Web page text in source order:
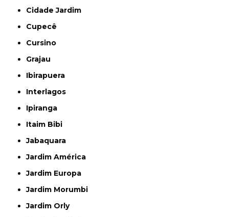
Cidade Jardim
Cupecê
Cursino
Grajau
Ibirapuera
Interlagos
Ipiranga
Itaim Bibi
Jabaquara
Jardim América
Jardim Europa
Jardim Morumbi
Jardim Orly